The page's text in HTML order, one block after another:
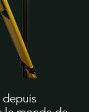
depuis